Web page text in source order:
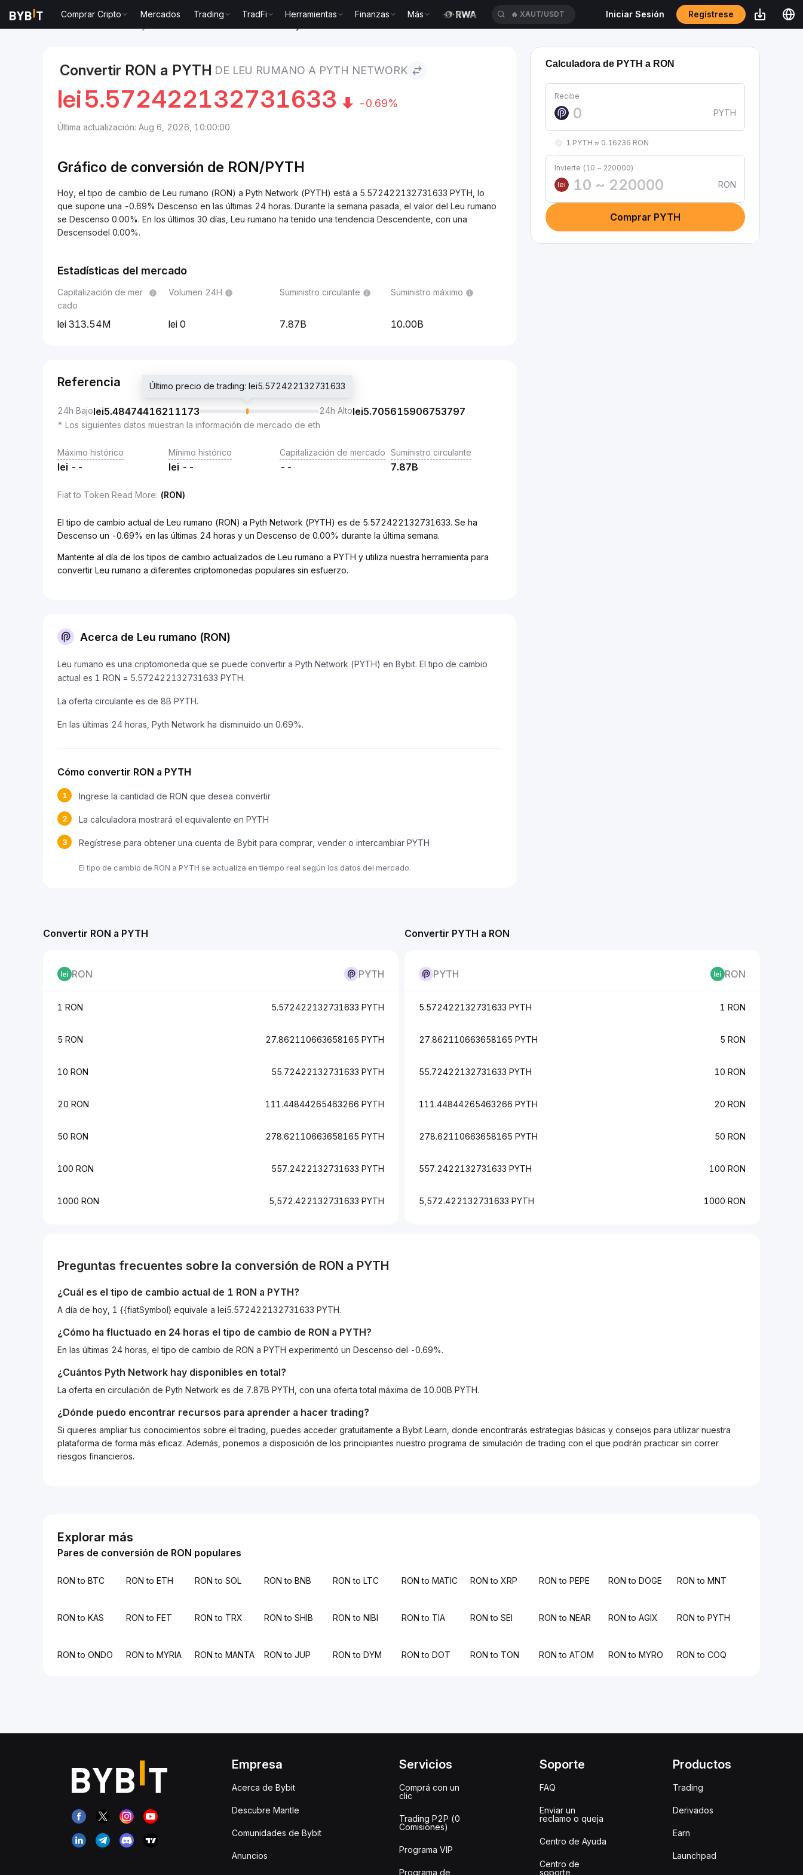
Comprar Cripto Mercados Trading TradFi Herramientas Finanzas Más 🔥 XAUT/USDT Iniciar Sesión Regístrese
Convertir RON a PYTH DE LEU RUMANO A PYTH NETWORK
lei5.572422132731633 -0.69%
Última actualización: Aug 6, 2026, 10:00:00
Gráfico de conversión de RON/PYTH
Hoy, el tipo de cambio de Leu rumano (RON) a Pyth Network (PYTH) está a 5.572422132731633 PYTH, lo
que supone una -0.69% Descenso en las últimas 24 horas. Durante la semana pasada, el valor del Leu rumano
se Descenso 0.00%. En los últimos 30 días, Leu rumano ha tenido una tendencia Descendente, con una
Descensodel 0.00%.
Estadísticas del mercado
Capitalización de mer
cado
313.54M
Volumen 24H
0
Suministro circulante
7.87B
Suministro máximo
10.00B
Referencia
24h Bajolei5.48474416211173
Último precio de trading: lei5.572422132731633
24h Altolei5.705615906753797
* Los siguientes datos muestran la información de mercado de eth
Máximo histórico
lei --
Mínimo histórico
lei --
Capitalización de mercado
--
Suministro circulante
7.87B
Fiat to Token Read More: (RON)
El tipo de cambio actual de Leu rumano (RON) a Pyth Network (PYTH) es de 5.572422132731633. Se ha
Descenso un -0.69% en las últimas 24 horas y un Descenso de 0.00% durante la última semana.
Mantente al día de los tipos de cambio actualizados de Leu rumano a PYTH y utiliza nuestra herramienta para
convertir Leu rumano a diferentes criptomonedas populares sin esfuerzo.
Acerca de Leu rumano (RON)
Leu rumano es una criptomoneda que se puede convertir a Pyth Network (PYTH) en Bybit. El tipo de cambio
actual es 1 RON = 5.572422132731633 PYTH.
La oferta circulante es de 8B PYTH.
En las últimas 24 horas, Pyth Network ha disminuido un 0.69%.
Cómo convertir RON a PYTH
1 Ingrese la cantidad de RON que desea convertir
2 La calculadora mostrará el equivalente en PYTH
3 Regístrese para obtener una cuenta de Bybit para comprar, vender o intercambiar PYTH
El tipo de cambio de RON a PYTH se actualiza en tiempo real según los datos del mercado.
Calculadora de PYTH a RON
Recibe
PYTH
1 PYTH ≈ 0.16236 RON
Invierte (10 ~ 220000)
lei
RON
Comprar PYTH
Convertir PYTH a RON
PYTH RON
5.572422132731633 PYTH 1 RON
27.862110663658165 PYTH 5 RON
55.72422132731633 PYTH 10 RON
111.44844265463266 PYTH 20 RON
278.62110663658165 PYTH 50 RON
557.2422132731633 PYTH 100 RON
5,572.422132731633 PYTH 1000 RON
Convertir RON a PYTH
RON PYTH
1 RON 5.572422132731633 PYTH
5 RON 27.862110663658165 PYTH
10 RON 55.72422132731633 PYTH
20 RON 111.44844265463266 PYTH
50 RON 278.62110663658165 PYTH
100 RON 557.2422132731633 PYTH
1000 RON 5,572.422132731633 PYTH
Preguntas frecuentes sobre la conversión de RON a PYTH
¿Cuál es el tipo de cambio actual de 1 RON a PYTH?
A día de hoy, 1 {{fiatSymbol} equivale a lei5.572422132731633 PYTH.
¿Cómo ha fluctuado en 24 horas el tipo de cambio de RON a PYTH?
En las últimas 24 horas, el tipo de cambio de RON a PYTH experimentó un Descenso del -0.69%.
¿Cuántos Pyth Network hay disponibles en total?
La oferta en circulación de Pyth Network es de 7.87B PYTH, con una oferta total máxima de 10.00B PYTH.
¿Dónde puedo encontrar recursos para aprender a hacer trading?
Si quieres ampliar tus conocimientos sobre el trading, puedes acceder gratuitamente a Bybit Learn, donde encontrarás estrategias básicas y consejos para utilizar nuestra
plataforma de forma más eficaz. Además, ponemos a disposición de los principiantes nuestro programa de simulación de trading con el que podrán practicar sin correr
riesgos financieros.
Explorar más
Pares de conversión de RON populares
RON to BTC RON to ETH RON to SOL RON to BNB RON to LTC RON to MATIC RON to XRP RON to PEPE RON to DOGE RON to MNT
RON to KAS RON to FET RON to TRX RON to SHIB RON to NIBI RON to TIA RON to SEI RON to NEAR RON to AGIX RON to PYTH
RON to ONDO RON to MYRIA RON to MANTA RON to JUP RON to DYM RON to DOT RON to TON RON to ATOM RON to MYRO RON to COQ
Empresa
Acerca de Bybit
Descubre Mantle
Comunidades de Bybit
Anuncios
Servicios
Comprá con un
clic
Trading P2P (0
Comisiones)
Programa VIP
Programa de
Soporte
FAQ
Enviar un
reclamo o queja
Centro de Ayuda
Centro de
soporte
Productos
Trading
Derivados
Earn
Launchpad